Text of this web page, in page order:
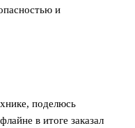
и
поделюсь
в итоге заказал